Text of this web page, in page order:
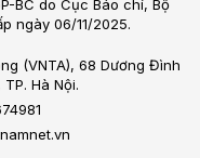
BC do Cục Báo chí, Bộ
ngày 06/11/2025.
(VNTA), 68 Dương Đình
Hà Nội.